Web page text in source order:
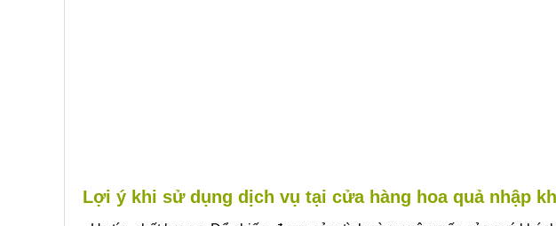
Lợi ý khi sử dụng dịch vụ tại cửa hàng hoa quả nhập